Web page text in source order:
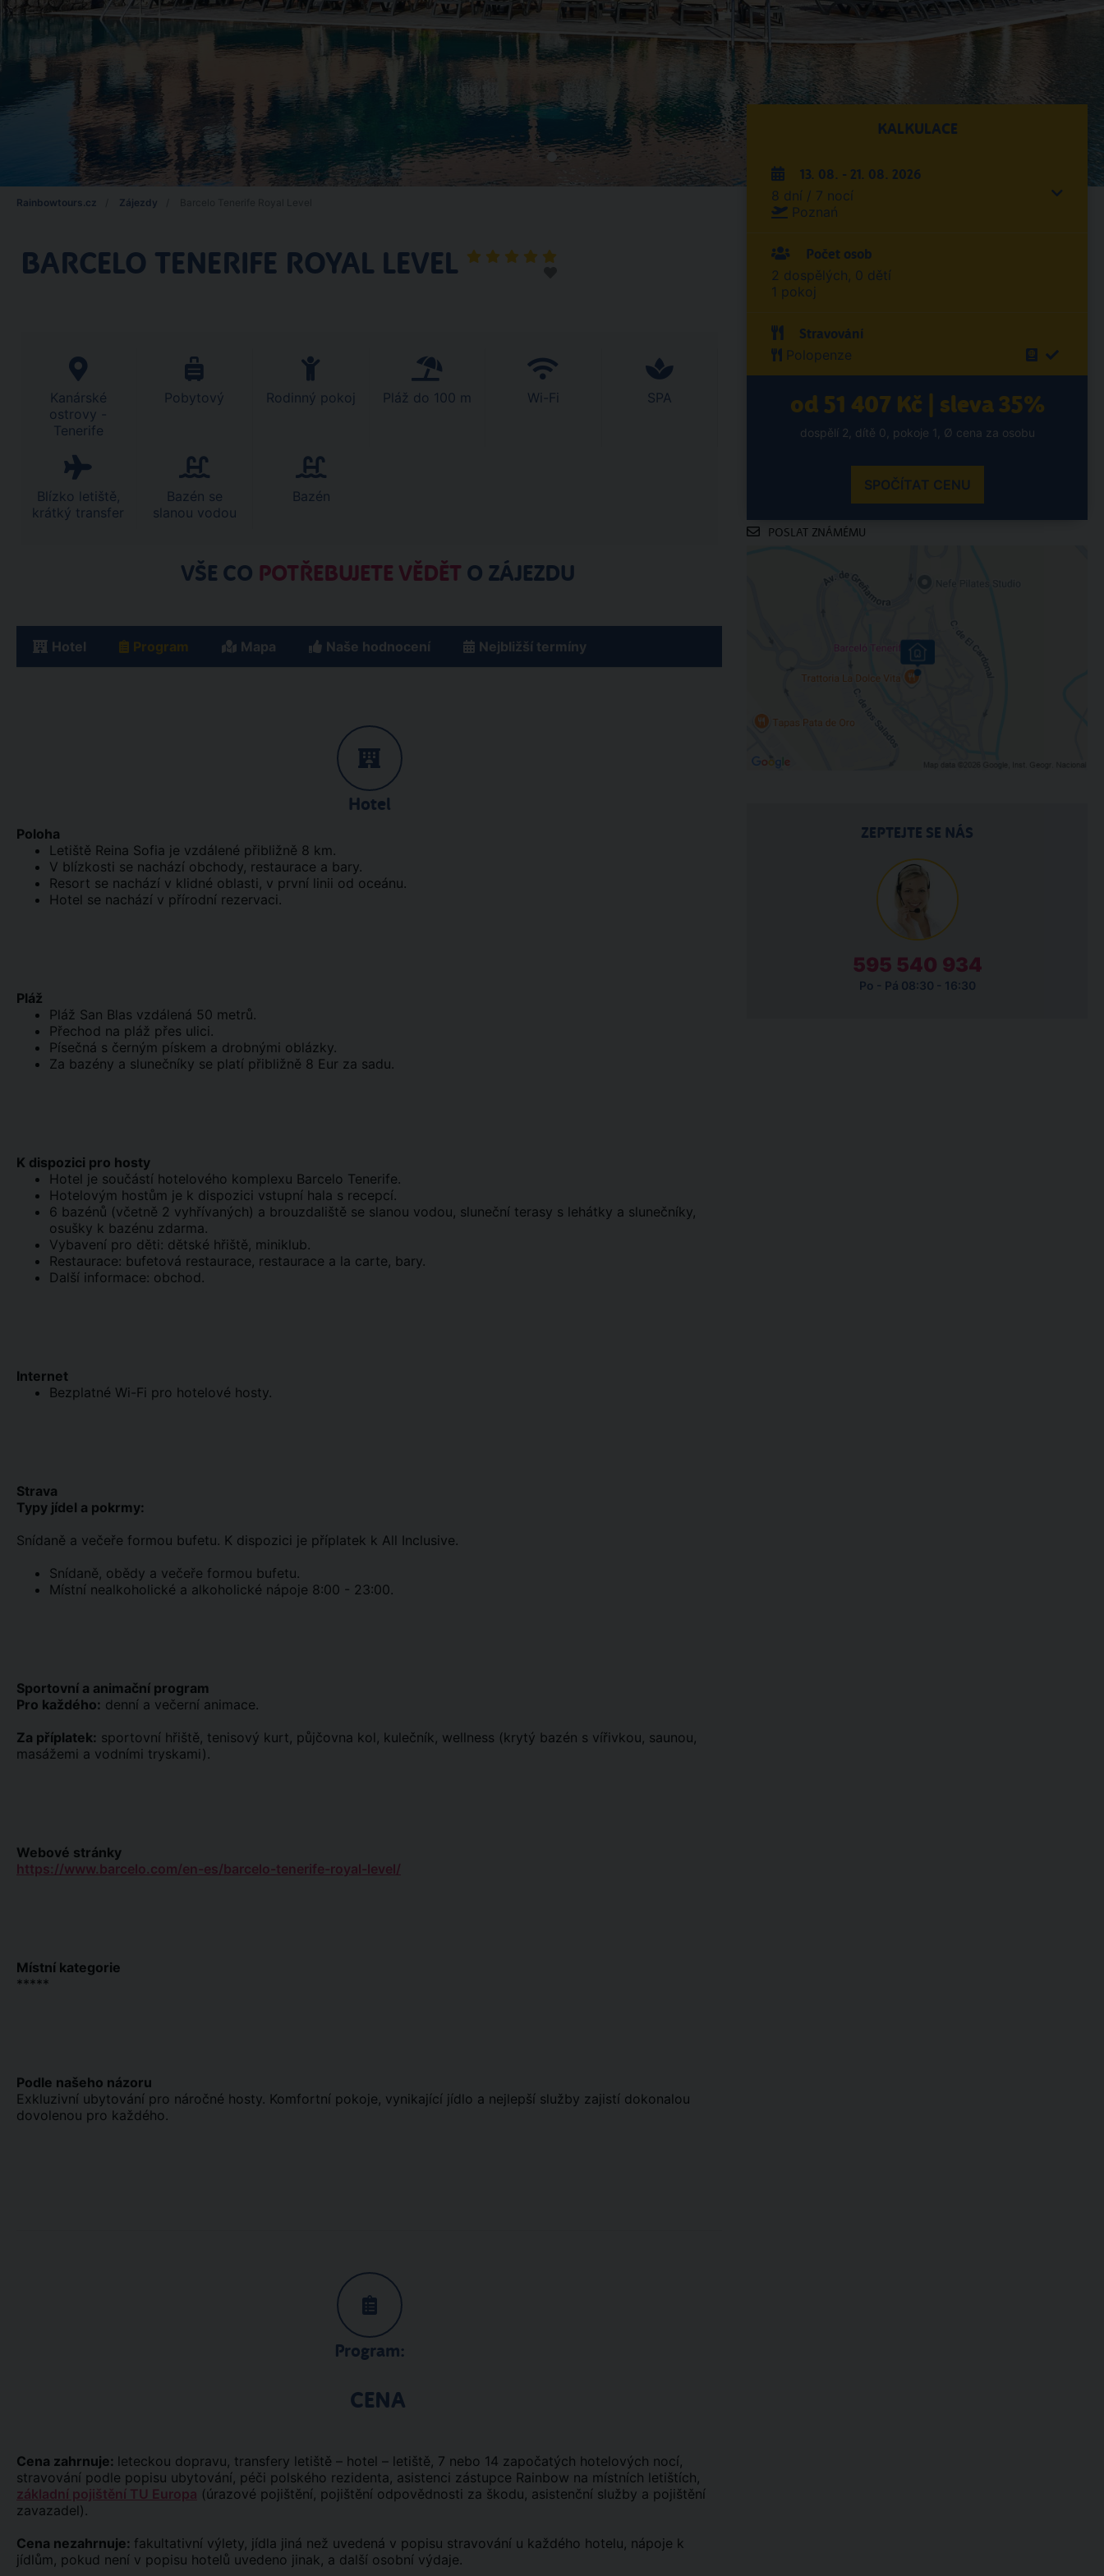
Rainbowtours.cz Zájezdy
BARCELO TENERIFE ROYAL LEVEL
Kanárské
ostrovy -
Tenerife
Pobytový Rodinný pokoj Pláž do 100 m Wi-Fi SPA
Blízko letiště,
krátký transfer
Bazén se
slanou vodou
Bazén
VŠE CO POTŘEBUJETE VĚDĚT O ZÁJEZDU
Hotel Program Mapa Naše hodnocení Nejbližší termíny
Hotel
Poloha
Letiště Reina Sofia je vzdálené přibližně 8 km.
V blízkosti se nachází obchody, restaurace a bary.
Resort se nachází v klidné oblasti, v první linii od oceánu.
Hotel se nachází v přírodní rezervaci.
Pláž
Pláž San Blas vzdálená 50 metrů.
Přechod na pláž přes ulici.
Písečná s černým pískem a drobnými oblázky.
Za bazény a slunečníky se platí přibližně 8 Eur za sadu.
K dispozici pro hosty
Hotel je součástí hotelového komplexu Barcelo Tenerife.
Hotelovým hostům je k dispozici vstupní hala s recepcí.
6 bazénů (včetně 2 vyhřívaných) a brouzdaliště se slanou vodou, sluneční terasy s lehátky a slunečníky,
osušky k bazénu zdarma.
Vybavení pro děti: dětské hřiště, miniklub.
Restaurace: bufetová restaurace, restaurace a la carte, bary.
Další informace: obchod.
Internet
Bezplatné Wi-Fi pro hotelové hosty.
Strava
Typy jídel a pokrmy:
Snídaně a večeře formou bufetu. K dispozici je příplatek k All Inclusive.
Snídaně, obědy a večeře formou bufetu.
Místní nealkoholické a alkoholické nápoje 8:00 - 23:00.
Sportovní a animační program
Pro každého: denní a večerní animace.
Za příplatek: sportovní hřiště, tenisový kurt, půjčovna kol, kulečník, wellness (krytý bazén s vířivkou, saunou,
masážemi a vodními tryskami).
Webové stránky
https://www.barcelo.com/en-es/barcelo-tenerife-royal-level/
Místní kategorie
*****
Podle našeho názoru
Exkluzivní ubytování pro náročné hosty. Komfortní pokoje, vynikající jídlo a nejlepší služby zajistí dokonalou
dovolenou pro každého.
Program:
CENA
Cena zahrnuje: leteckou dopravu, transfery letiště – hotel – letiště, 7 nebo 14 započatých hotelových nocí,
stravování podle popisu ubytování, péči polského rezidenta, asistenci zástupce Rainbow na místních letištích,
základní pojištění TU Europa (úrazové pojištění, pojištění odpovědnosti za škodu, asistenční služby a pojištění
zavazadel).
Cena nezahrnuje: fakultativní výlety, jídla jiná než uvedená v popisu stravování u každého hotelu, nápoje k
jídlům, pokud není v popisu hotelů uvedeno jinak, a další osobní výdaje.
KALKULACE
13. 08. - 21. 08. 2026
8 dní / 7 nocí
Poznań
Počet osob
2 dospělých, 0 dětí
1 pokoj
Stravování
Polopenze
od 51 407 Kč | sleva 35%
dospělí 2, dítě 0, pokoje 1, Ø cena za osobu
SPOČÍTAT CENU
POSLAT ZNÁMÉMU
ZEPTEJTE SE NÁS
595 540 934
Po - Pá 08:30 - 16:30